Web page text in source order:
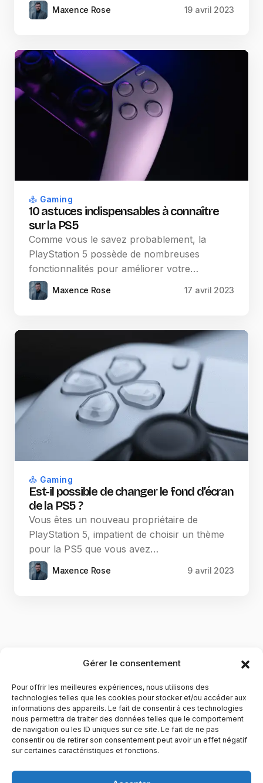
Gérer le consentement
Pour offrir les meilleures expériences, nous utilisons des
technologies telles que les cookies pour stocker et/ou accéder aux
informations des appareils. Le fait de consentir à ces technologies
nous permettra de traiter des données telles que le comportement
de navigation ou les ID uniques sur ce site. Le fait de ne pas
consentir ou de retirer son consentement peut avoir un effet négatif
sur certaines caractéristiques et fonctions.
Maxence Rose 19 avril 2023
Gaming
10 astuces indispensables à connaître
sur la PS5
Comme vous le savez probablement, la
PlayStation 5 possède de nombreuses
fonctionnalités pour améliorer votre…
Maxence Rose 17 avril 2023
Gaming
Est-il possible de changer le fond d’écran
de la PS5 ?
Vous êtes un nouveau propriétaire de
PlayStation 5, impatient de choisir un thème
pour la PS5 que vous avez…
Maxence Rose 9 avril 2023
YubiGeek est un média français dédié aux nouvelles
technologies, à la culture geek et au numérique. Fondé par